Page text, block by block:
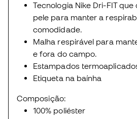
Tecnologia Nike Dri-FIT
pele para manter a
comodidade.
Malha respirável para
e fora do campo.
Estampados
Etiqueta na baínha
Composição:
100% poliéster